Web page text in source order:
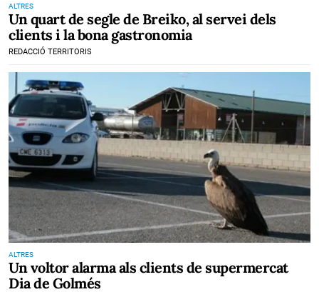
ALTRES
Un quart de segle de Breiko, al servei dels
clients i la bona gastronomia
REDACCIÓ TERRITORIS
ALTRES
Un voltor alarma als clients de supermercat
Dia de Golmés